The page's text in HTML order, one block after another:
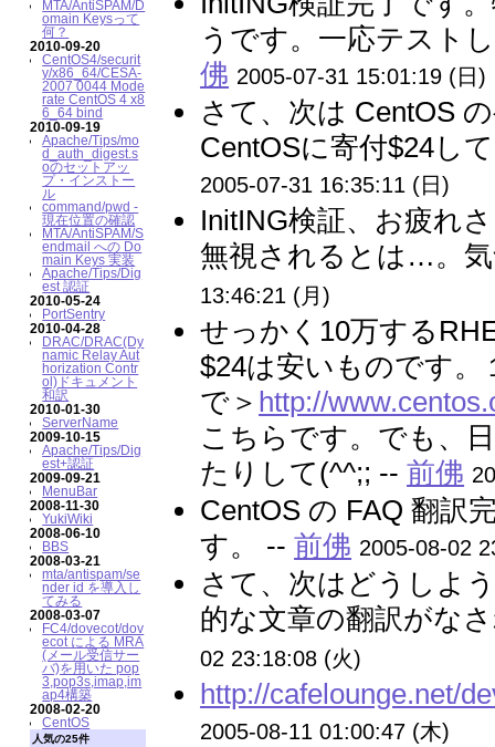
MTA/AntiSPAM/D
omain Keysって
何？
2010-09-20
CentOS4/securit
y/x86_64/CESA-
2007 0044 Mode
rate CentOS 4 x8
6_64 bind
2010-09-19
Apache/Tips/mo
d_auth_digest.s
oのセットアッ
プ・インストー
ル
command/pwd -
現在位置の確認
MTA/AntiSPAM/S
endmail への Do
main Keys 実装
Apache/Tips/Dig
est 認証
2010-05-24
PortSentry
2010-04-28
DRAC/DRAC(Dy
namic Relay Aut
horization Contr
ol)ドキュメント
和訳
2010-01-30
ServerName
2009-10-15
Apache/Tips/Dig
est+認証
2009-09-21
MenuBar
2008-11-30
YukiWiki
2008-06-10
BBS
2008-03-21
mta/antispam/se
nder id を導入し
てみる
2008-03-07
FC4/dovecot/dov
ecot による MRA
(メール受信サー
バ)を用いた pop
3,pop3s,imap,im
ap4構築
2008-02-20
CentOS
人気の25件
うです。一応テスト
佛 2005-07-31 15:01:19 (日)
さて、次は CentOS
CentOSに寄付$24し
2005-07-31 16:35:11 (日)
InitING検証、お疲れ
無視されるとは…。
13:46:21 (月)
せっかく10万する
$24は安いものです
で＞ http://
こちらです。でも、
たりして(^^;; --前佛
CentOS の FAQ 翻訳
す。 --前佛 2005-08-02
さて、次はどうしよ
的な文章の翻訳がな
02 23:18:08 (火)
http://cafelounge.net/
2005-08-11 01:00:47 (木)